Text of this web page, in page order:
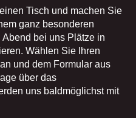
Tisch und machen Sie
ganz besonderen
bei uns Plätze in
Wählen Sie Ihren
und dem Formular aus
über das
uns baldmöglichst mit